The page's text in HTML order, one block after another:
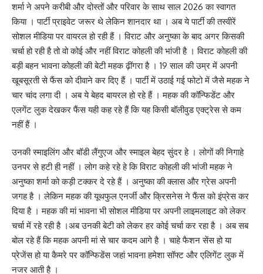
शर्मा ने अपने करीबी और दोस्तों और परिवार के साथ साल 2026 का स्वागत
किया । पार्टी प्राइवेट जरूर थे लेकिन शानदार था । अब ये पार्टी की तस्वीरें
सोशल मीडिया पर वायरल हो रही हैं । विराट और अनुष्का के बाद अगर किसकी
चर्चा हो रही है तो वो कोई और नहीं विराट कोहली की भांजी है । विराट कोहली की
बड़ी बहन भावना कोहली की बेटी महक ढ़ींगरा है । 19 साल की उम्र में अपनी
खूबसूरती से फैंस को दीवाने कर दिए हैं । पार्टी में उठाई गई फोटो में जैसे महक ने
चार चांद लगा दी । अब ये बेहद बायरल हो रहे हैं । महक की कॉन्फिडेंट और
एलगेंट लुक देखकर फैंस यही कह रहे हैं कि यह किसी बॉलीवुड एक्ट्रेस से कम
नहीं हैं ।
उनकी स्माइलिंग और बॉडी लैंगुएज और स्माइल बेहद सुंदर हे । लोगों की निगाहे
उनपर से हटी ही नहीं । लोग कहे रहे हे कि विराट कोहली की भांजी महक ने
अनुष्का शर्मा को कड़ी टक्कर दे रहे हैं । अनुष्का की क्लास और ग्रेस अपनी
जगह है । लेकिन महक की यूथफुल एनर्जी और क्रिसनेस ने फैंस को इंप्रेस कर
दिया है । महक की मां भावना भी सोशल मीडिया पर अपनी लाइमलाइट को लेकर
चर्चा में रहे रही है ।अब उनकी बेटी को लेकर हर कोई चर्चा कर रहा है । अब सब
बोल रहे हैं कि महक अपनी मां से चार कदम आगे है । चाहे फैशन सेंस हो या
प्रेजेंस हो या कैमरे पर कॉन्फिडेंस जहां भावना हमेशा सॉफ्ट और एलिगेंट लुक में
नजर आती है ।